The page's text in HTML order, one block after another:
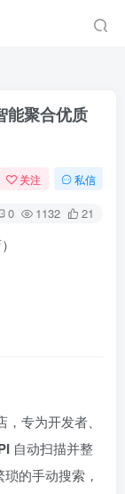
能聚合优质
关注 私信
0 1132 21
专为开发者、
‌ 自动扫描并整
的手动搜索，